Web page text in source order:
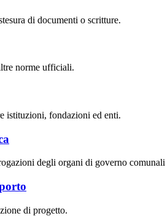
di documenti o scritture.
norme ufficiali.
istituzioni, fondazioni ed enti.
degli organi di governo comunali
di progetto.